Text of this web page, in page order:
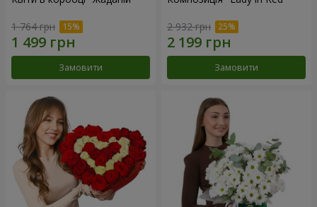
1 764 грн
Замовити
2 932 грн
Замовити